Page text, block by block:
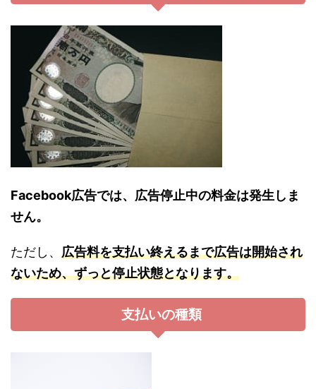
Facebook広告では、広告停止中の料金は発生しま
せん。
ただし、 広告料を支払い終えるまで広告は開始され
ないため、ずっと停止状態となります。
支払いの種類